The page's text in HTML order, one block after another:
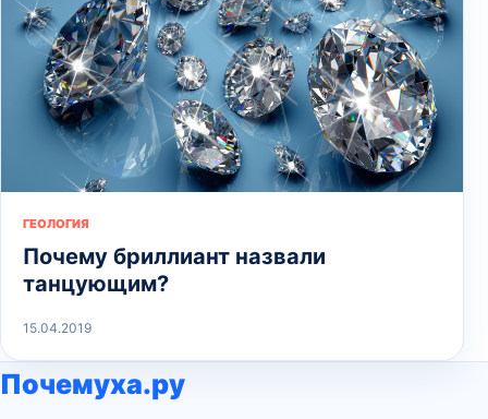
ГЕОЛОГИЯ
Почему бриллиант назвали
танцующим?
15.04.2019
Почемуха.ру